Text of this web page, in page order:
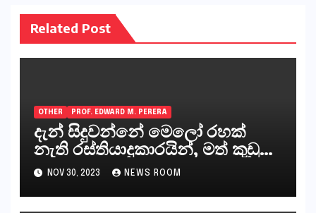
Related Post
OTHER PROF. EDWARD M. PERERA
දැන් සිදුවන්නේ මෙලෝ රහක්
නැති රස්තියාදුකාරයින්, මත් කුඩු
ගෙන්වන්නන් සහ අලෙවි
කරන්නන්,කැලෑපාළුවන්, මහජන
නියෝජිතයින්
NOV 30, 2023 NEWS ROOM